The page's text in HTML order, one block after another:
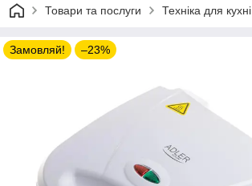
Товари та послуги Техніка для кухні
Замовляй! –23%